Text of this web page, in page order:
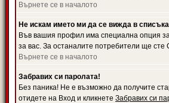
Върнете се в началото
Не искам името ми да се вижда в
Във вашия профил има специална опция
за вас. За останалите потребители ще сте
Върнете се в началото
Забравих си паролата!
Без паника! Не е възможно да получите
отидете на Вход и кликнете Забравих си